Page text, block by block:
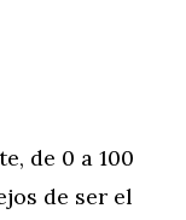
de 0 a 100
de ser el